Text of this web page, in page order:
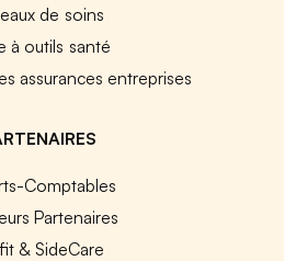
de soins
à outils santé
assurances entreprises
Comptables
Partenaires
& SideCare